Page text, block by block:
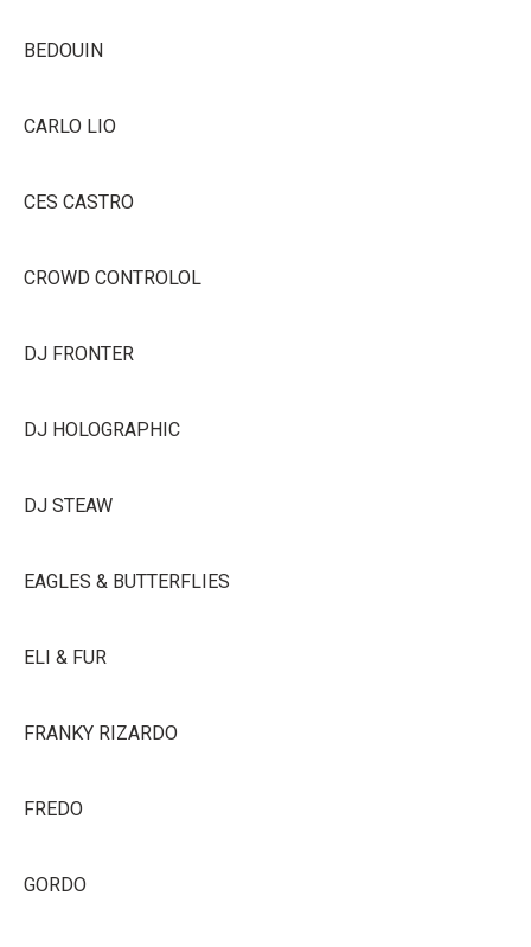
BEDOUIN
CARLO LIO
CES CASTRO
CROWD CONTROLOL
DJ FRONTER
DJ HOLOGRAPHIC
DJ STEAW
EAGLES & BUTTERFLIES
ELI & FUR
FRANKY RIZARDO
FREDO
GORDO